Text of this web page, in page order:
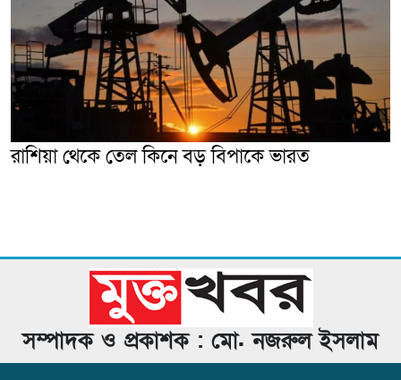
রাশিয়া থেকে তেল কিনে বড় বিপাকে ভারত
সম্পাদক ও প্রকাশক : মো. নজরুল ইসলাম